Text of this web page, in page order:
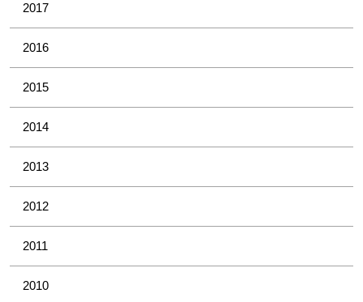
2017
2016
2015
2014
2013
2012
2011
2010